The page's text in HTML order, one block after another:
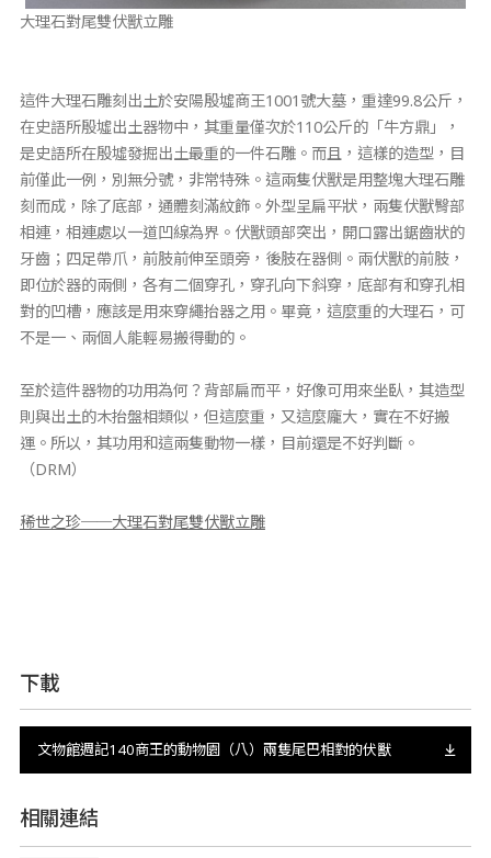
大理石對尾雙伏獸立雕
這件大理石雕刻出土於安陽殷墟商王1001號大墓，重達99.8公斤，
在史語所殷墟出土器物中，其重量僅次於110公斤的「牛方鼎」，
是史語所在殷墟發掘出土最重的一件石雕。而且，這樣的造型，目
前僅此一例，別無分號，非常特殊。這兩隻伏獸是用整塊大理石雕
刻而成，除了底部，通體刻滿紋飾。外型呈扁平狀，兩隻伏獸臀部
相連，相連處以一道凹線為界。伏獸頭部突出，開口露出鋸齒狀的
牙齒；四足帶爪，前肢前伸至頭旁，後肢在器側。兩伏獸的前肢，
即位於器的兩側，各有二個穿孔，穿孔向下斜穿，底部有和穿孔相
對的凹槽，應該是用來穿繩抬器之用。畢竟，這麼重的大理石，可
不是一、兩個人能輕易搬得動的。
至於這件器物的功用為何？背部扁而平，好像可用來坐臥，其造型
則與出土的木抬盤相類似，但這麼重，又這麼龐大，實在不好搬
運。所以，其功用和這兩隻動物一樣，目前還是不好判斷。
（DRM）
稀世之珍──大理石對尾雙伏獸立雕
下載
文物館週記140商王的動物園（八）兩隻尾巴相對的伏獸
相關連結